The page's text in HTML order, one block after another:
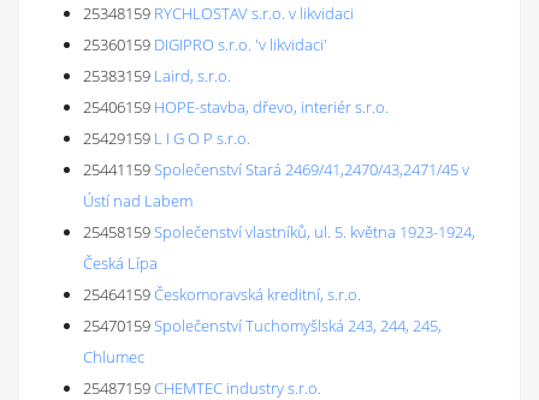
25348159 RYCHLOSTAV s.r.o. v likvidaci
25360159 DIGIPRO s.r.o. 'v likvidaci'
25383159 Laird, s.r.o.
25406159 HOPE-stavba, dřevo, interiér s.r.o.
25429159 L I G O P s.r.o.
25441159Společenství Stará 2469/41,2470/43,2471/45 v
Ústí nad Labem
25458159Společenství vlastníků, ul. 5. května 1923-1924,
Česká Lípa
25464159Českomoravská kreditní, s.r.o.
25470159Společenství Tuchomyšlská 243, 244, 245,
Chlumec
25487159CHEMTEC industry s.r.o.